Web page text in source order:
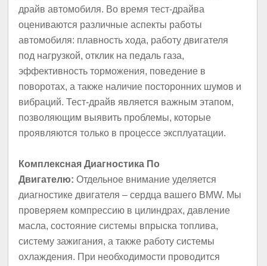
драйв автомобиля. Во время тест-драйва
оцениваются различные аспекты работы
автомобиля: плавность хода, работу двигателя
под нагрузкой, отклик на педаль газа,
эффективность торможения, поведение в
поворотах, а также наличие посторонних шумов и
вибраций. Тест-драйв является важным этапом,
позволяющим выявить проблемы, которые
проявляются только в процессе эксплуатации.
Комплексная Диагностика По
Двигателю: Отдельное внимание уделяется
диагностике двигателя – сердца вашего BMW. Мы
проверяем компрессию в цилиндрах, давление
масла, состояние системы впрыска топлива,
систему зажигания, а также работу системы
охлаждения. При необходимости проводится